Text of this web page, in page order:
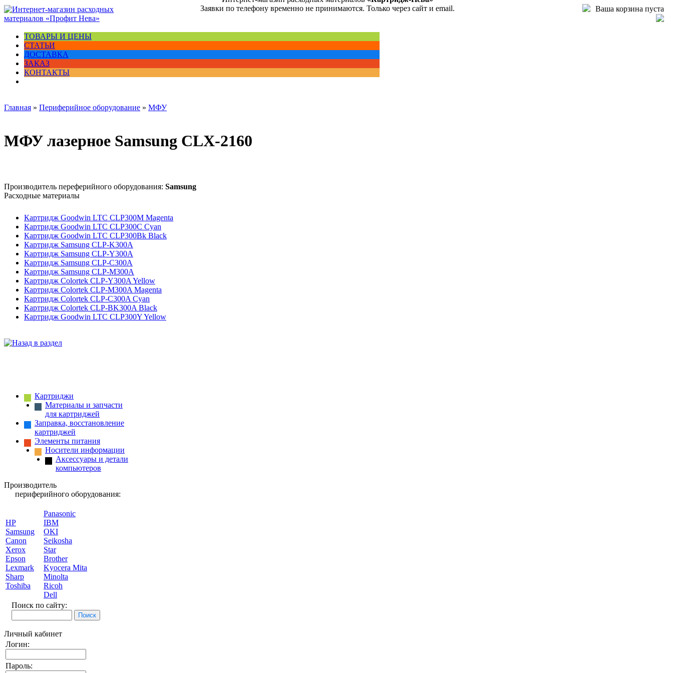
Заявки по телефону временно не принимаются. Только через сайт и email.
Ваша корзина пуста
ТОВАРЫ И ЦЕНЫ
СТАТЬИ
ДОСТАВКА
ЗАКАЗ
КОНТАКТЫ
Главная » Периферийное оборудование » МФУ
МФУ лазерное Samsung CLX-2160
Производитель переферийного оборудования: Samsung
Расходные материалы
Картридж Goodwin LTC CLP300M Magenta
Картридж Goodwin LTC CLP300C Cyan
Картридж Goodwin LTC CLP300Bk Black
Картридж Samsung CLP-K300A
Картридж Samsung CLP-Y300A
Картридж Samsung CLP-C300A
Картридж Samsung CLP-M300A
Картридж Colortek CLP-Y300A Yellow
Картридж Colortek CLP-M300A Magenta
Картридж Colortek CLP-C300A Cyan
Картридж Colortek CLP-BK300A Black
Картридж Goodwin LTC CLP300Y Yellow
Картриджи
Материалы и запчасти
для картриджей
Заправка, восстановление
картриджей
Элементы питания
Носители информации
Аксессуары и детали
компьютеров
Производитель
периферийного оборудования:
HP
Samsung
Canon
Xerox
Epson
Lexmark
Sharp
Toshiba
Panasonic
IBM
OKI
Seikosha
Star
Brother
Kyocera Mita
Minolta
Ricoh
Dell
Поиск по сайту:
Личный кабинет
Логин:
Пароль: